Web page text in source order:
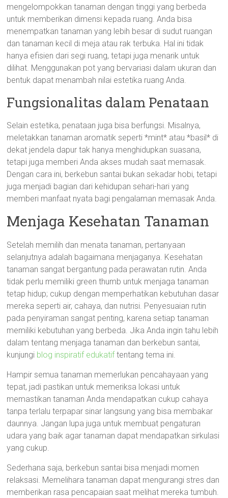
mengelompokkan tanaman dengan tinggi yang berbeda
untuk memberikan dimensi kepada ruang. Anda bisa
menempatkan tanaman yang lebih besar di sudut ruangan
dan tanaman kecil di meja atau rak terbuka. Hal ini tidak
hanya efisien dari segi ruang, tetapi juga menarik untuk
dilihat. Menggunakan pot yang bervariasi dalam ukuran dan
bentuk dapat menambah nilai estetika ruang Anda.
Fungsionalitas dalam Penataan
Selain estetika, penataan juga bisa berfungsi. Misalnya,
meletakkan tanaman aromatik seperti *mint* atau *basil* di
dekat jendela dapur tak hanya menghidupkan suasana,
tetapi juga memberi Anda akses mudah saat memasak.
Dengan cara ini, berkebun santai bukan sekadar hobi, tetapi
juga menjadi bagian dari kehidupan sehari-hari yang
memberi manfaat nyata bagi pengalaman memasak Anda.
Menjaga Kesehatan Tanaman
Setelah memilih dan menata tanaman, pertanyaan
selanjutnya adalah bagaimana menjaganya. Kesehatan
tanaman sangat bergantung pada perawatan rutin. Anda
tidak perlu memiliki green thumb untuk menjaga tanaman
tetap hidup; cukup dengan memperhatikan kebutuhan dasar
mereka seperti air, cahaya, dan nutrisi. Penyesuaian rutin
pada penyiraman sangat penting, karena setiap tanaman
memiliki kebutuhan yang berbeda. Jika Anda ingin tahu lebih
dalam tentang menjaga tanaman dan berkebun santai,
kunjungi blog inspiratif edukatiftentang tema ini.
Hampir semua tanaman memerlukan pencahayaan yang
tepat, jadi pastikan untuk memeriksa lokasi untuk
memastikan tanaman Anda mendapatkan cukup cahaya
tanpa terlalu terpapar sinar langsung yang bisa membakar
daunnya. Jangan lupa juga untuk membuat pengaturan
udara yang baik agar tanaman dapat mendapatkan sirkulasi
yang cukup.
Sederhana saja, berkebun santai bisa menjadi momen
relaksasi. Memelihara tanaman dapat mengurangi stres dan
memberikan rasa pencapaian saat melihat mereka tumbuh.